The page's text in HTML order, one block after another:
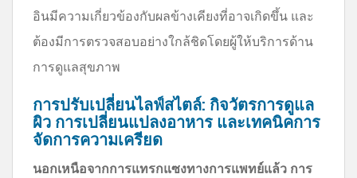
อินมีความเกี่ยวข้องกับผลข้างเคียงที่อาจเกิดขึ้น และ
ต้องมีการตรวจสอบอย่างใกล้ชิดโดยผู้ให้บริการด้าน
การดูแลสุขภาพ
การปรับเปลี่ยนไลฟ์สไตล์: กิจวัตรการดูแล
ผิว การเปลี่ยนแปลงอาหาร และเทคนิคการ
จัดการความเครียด
นอกเหนือจากการแทรกแซงทางการแพทย์แล้ว การ